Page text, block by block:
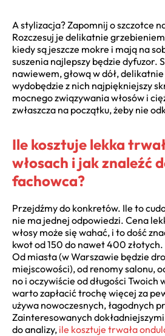
A stylizacja? Zapomnij o szczotce
Rozczesuj je delikatnie
kiedy są jeszcze mokre i mają na
suszenia najlepszy będzie dyfuzor.
nawiewem, głową w dół,
wydobędzie z nich najpiękniejszy
mocnego związywania włosów i
zwłaszcza na początku, żeby nie
Ile kosztuje lekka
włosach i jak znaleźć
fachowca?
Przejdźmy do konkretów. Ile to
nie ma jednej odpowiedzi. Cena
włosy może się wahać, i to dość
kwot od 150 do nawet 400
Od miasta (w Warszawie będzie
miejscowości), od renomy salonu,
no i oczywiście od długości Twoich
warto zapłacić trochę więcej za
używa nowoczesnych, łagodnych
Zainteresowanych
do analizy, ile kosztuje trwała